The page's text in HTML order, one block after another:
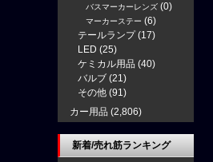
バスマーカーレンズ (0)
マーカーステー (6)
テールランプ (17)
LED (25)
ケミカル用品 (40)
バルブ (21)
その他 (91)
カー用品 (2,806)
新着/売れ筋ランキング